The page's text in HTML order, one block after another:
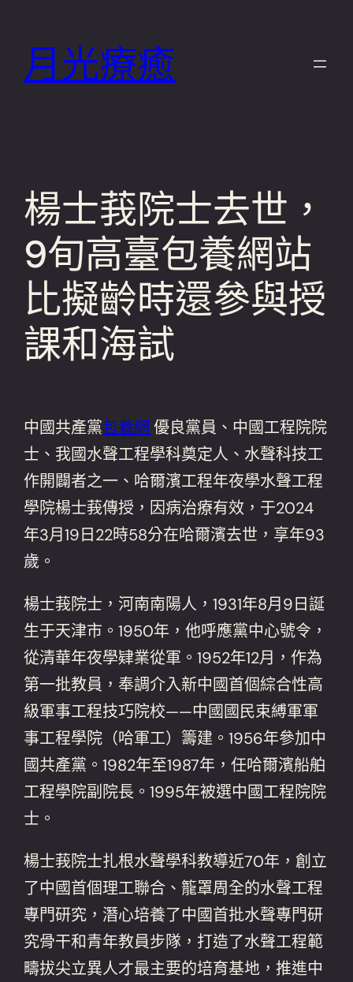
月光療癒
楊士莪院士去世，
9旬高臺包養網站
比擬齡時還參與授
課和海試
中國共產黨包養網 優良黨員、中國工程院院
士、我國水聲工程學科奠定人、水聲科技工
作開闢者之一、哈爾濱工程年夜學水聲工程
學院楊士莪傳授，因病治療有效，于2024
年3月19日22時58分在哈爾濱去世，享年93
歲。
楊士莪院士，河南南陽人，1931年8月9日誕
生于天津市。1950年，他呼應黨中心號令，
從清華年夜學肄業從軍。1952年12月，作為
第一批教員，奉調介入新中國首個綜合性高
級軍事工程技巧院校——中國國民束縛軍軍
事工程學院（哈軍工）籌建。1956年參加中
國共產黨。1982年至1987年，任哈爾濱船舶
工程學院副院長。1995年被選中國工程院院
士。
楊士莪院士扎根水聲學科教導近70年，創立
了中國首個理工聯合、籠罩周全的水聲工程
專門研究，潛心培養了中國首批水聲專門研
究骨干和青年教員步隊，打造了水聲工程範
疇拔尖立異人才最主要的培育基地，推進中